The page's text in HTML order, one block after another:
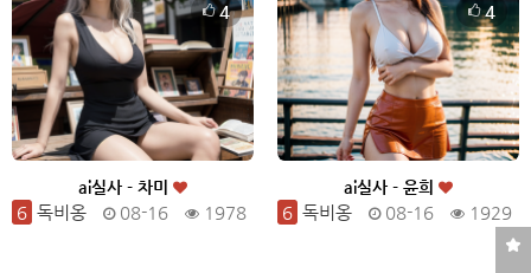
ai실사 - 차미
6 독비옹 08-16 1978
4
ai실사 - 윤희
6 독비옹 08-16 1929
4